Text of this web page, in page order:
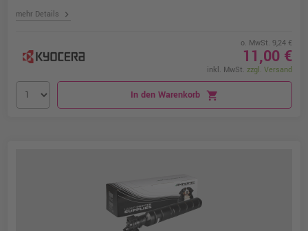
mehr Details chevron_right
o. MwSt. 9,24 €
11,00 €
inkl. MwSt. zzgl. Versand
In den Warenkorb shopping_cart